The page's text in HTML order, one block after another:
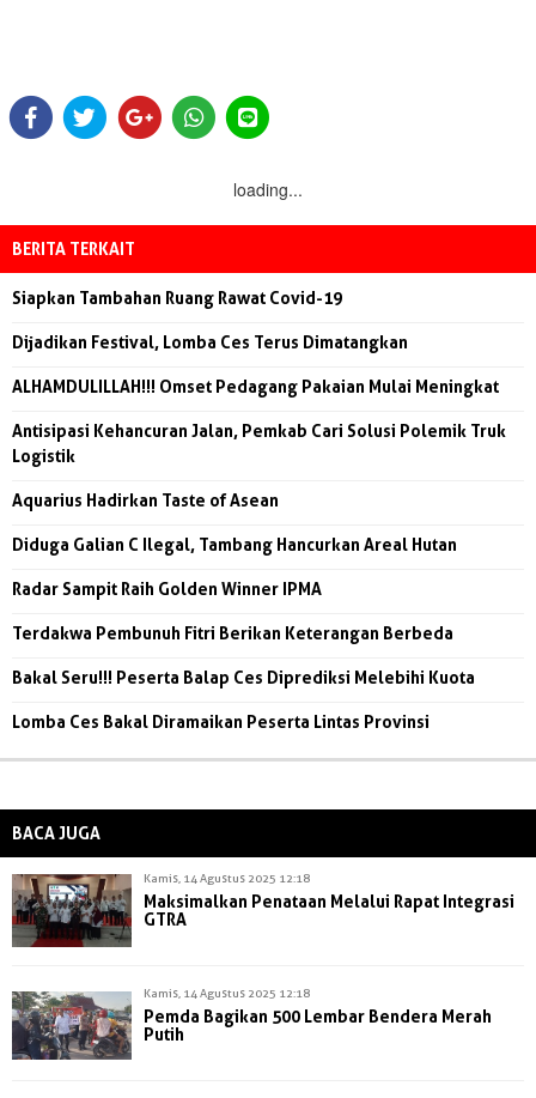
loading...
BERITA TERKAIT
Siapkan Tambahan Ruang Rawat Covid-19
Dijadikan Festival, Lomba Ces Terus Dimatangkan
ALHAMDULILLAH!!! Omset Pedagang Pakaian Mulai Meningkat
Antisipasi Kehancuran Jalan, Pemkab Cari Solusi Polemik Truk
Logistik
Aquarius Hadirkan Taste of Asean
Diduga Galian C Ilegal, Tambang Hancurkan Areal Hutan
Radar Sampit Raih Golden Winner IPMA
Terdakwa Pembunuh Fitri Berikan Keterangan Berbeda
Bakal Seru!!! Peserta Balap Ces Diprediksi Melebihi Kuota
Lomba Ces Bakal Diramaikan Peserta Lintas Provinsi
BACA JUGA
Kamis, 14 Agustus 2025 12:18
Maksimalkan Penataan Melalui Rapat Integrasi
GTRA
Kamis, 14 Agustus 2025 12:18
Pemda Bagikan 500 Lembar Bendera Merah
Putih